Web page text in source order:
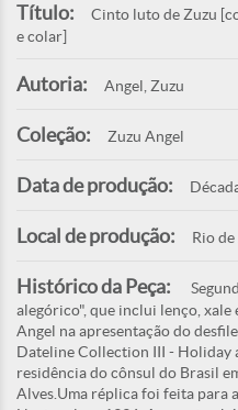
Título:
Cinto luto de Zuzu
e colar]
Autoria: Angel, Zuzu
Coleção: Zuzu Angel
Data de produção:
Local de produção: Rio
Histórico da Peça:
alegórico", que inclui lenço,
Angel na apresentação do
Dateline Collection III - Holiday
residência do cônsul do Brasil
Alves.Uma réplica foi feita para